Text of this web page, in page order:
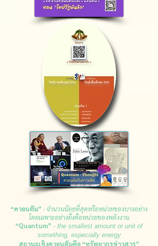
“ควอนตัม” - จำนวนน้อยที่สุดหรือหน่วยของบางอย่าง
โดยเฉพาะอย่างยิ่งคือหน่วยของพลังงาน
“Quantum” - the smallest amount or unit of
something, especially energy
สถานะเชิงควอนตัมคือ “ทรัพยากรข่าวสาร”